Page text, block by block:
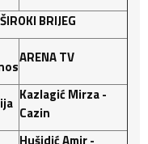
BRIJEG
ARENA TV
Kazlagić Mirza -
Cazin